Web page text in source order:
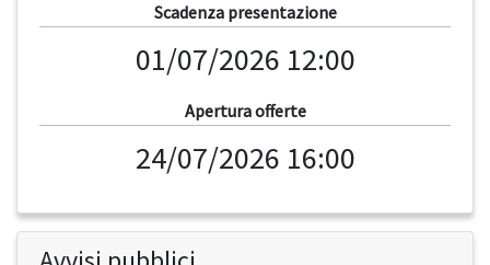
Scadenza presentazione
01/07/2026 12:00
Apertura offerte
24/07/2026 16:00